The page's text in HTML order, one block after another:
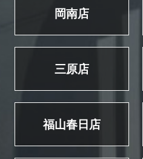
岡南店
三原店
福山春日店